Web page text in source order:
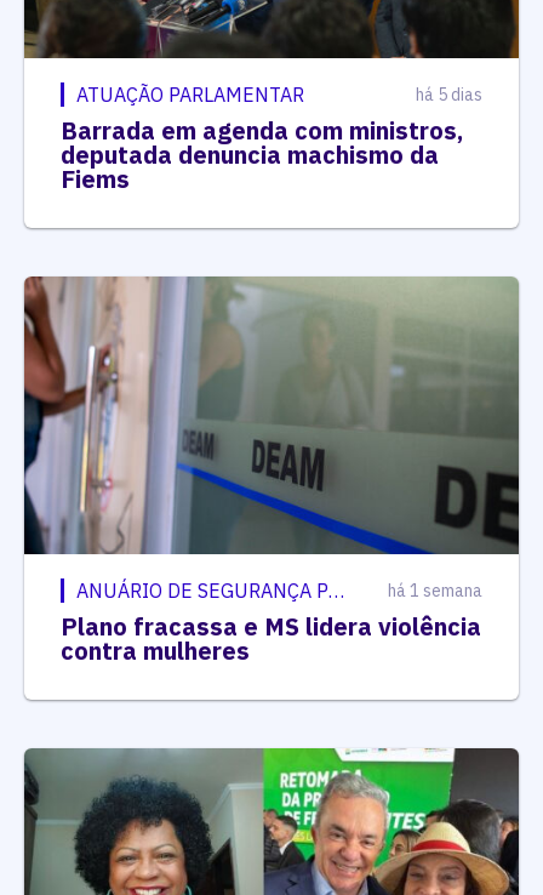
ATUAÇÃO PARLAMENTAR há 5 dias
Barrada em agenda com ministros,
deputada denuncia machismo da
Fiems
ANUÁRIO DE SEGURANÇA PÚBLICA há 1 semana
Plano fracassa e MS lidera violência
contra mulheres